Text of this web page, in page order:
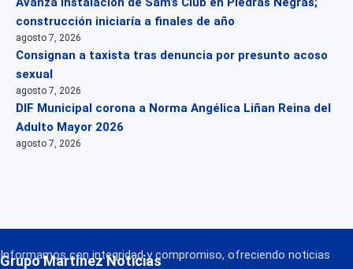
construcción iniciaría a finales de año
agosto 7, 2026
Consignan a taxista tras denuncia por presunto acoso
sexual
agosto 7, 2026
DIF Municipal corona a Norma Angélica Liñan Reina del
Adulto Mayor 2026
agosto 7, 2026
Grupo Martínez Noticias
Informamos con integridad y compromiso, ofreciendo noticias